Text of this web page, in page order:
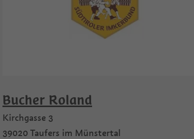
Bucher Roland
Kirchgasse 3
39020 Taufers im Münstertal